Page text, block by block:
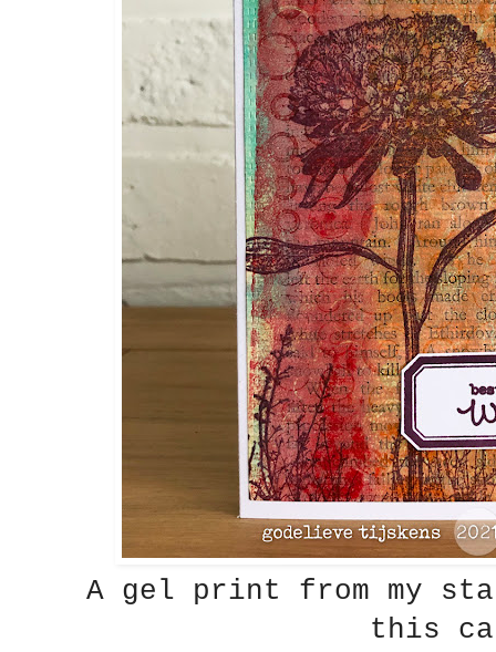
A gel print from my
this